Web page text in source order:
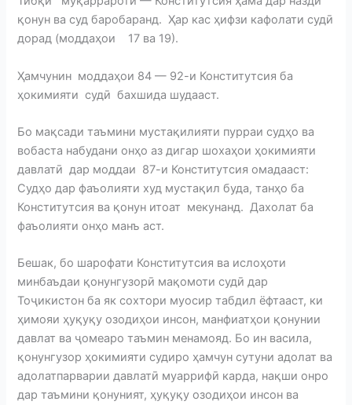
қонун ва суд баробаранд. Ҳар кас ҳифзи кафолати судӣ
дорад (моддаҳои 17 ва 19).
Ҳамчунин моддаҳои 84 — 92-и Конститутсия ба
ҳокимияти судӣ бахшида шудааст.
Бо мақсади таъмини мустақилияти пурраи судҳо ва
вобаста набудани онҳо аз дигар шохаҳои ҳокимияти
давлатӣ дар моддаи 87-и Конститутсия омадааст:
Судҳо дар фаъолияти худ мустақил буда, танҳо ба
Конститутсия ва қонун итоат мекунанд. Дахолат ба
фаъолияти онҳо манъ аст.
Бешак, бо шарофати Конститутсия ва ислоҳоти
минбаъдаи қонунгузорӣ мақомоти судӣ дар
Тоҷикистон ба як сохтори муосир табдил ёфтааст, ки
ҳимояи ҳуқуқу озодиҳои инсон, манфиатҳои қонунии
давлат ва ҷомеаро таъмин менамояд. Бо ин васила,
қонунгузор ҳокимияти судиро ҳамчун сутуни адолат ва
адолатпарварии давлатӣ муаррифӣ карда, нақши онро
дар таъмини қонуният, ҳуқуқу озодиҳои инсон ва